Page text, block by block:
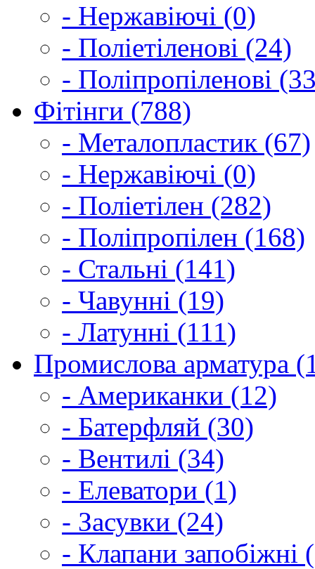
- Нержавіючі (0)
- Поліетіленові (24)
- Поліпропіленові
Фітінги (788)
- Металопластик (67)
- Нержавіючі (0)
- Поліетілен (282)
- Поліпропілен (168)
- Стальні (141)
- Чавунні (19)
- Латунні (111)
Промислова арматура
- Американки (12)
- Батерфляй (30)
- Вентилі (34)
- Елеватори (1)
- Засувки (24)
- Клапани запобіжні